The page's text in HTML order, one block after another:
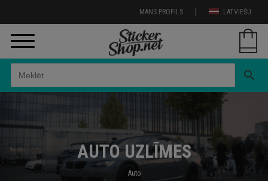
LATVIEŠU
|
MANS PROFILS
search
AUTO UZLĪMES
Auto